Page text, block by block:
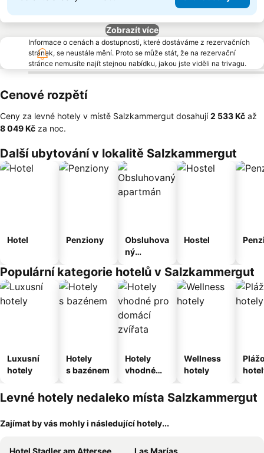
Zobrazít více
Informace o cenách a dostupnosti, které dostáváme z rezervačních
stránek, se neustále mění. Proto se může stát, že na rezervační
stránce nemusíte najít stejnou nabídku, jakou jste viděli na trivagu.
Cenové rozpětí
Ceny za levné hotely v místě Salzkammergut dosahují‎2 533 Kč až
‎8 049 Kč za noc.
Další ubytování v lokalitě Salzkammergut
Hotel Penziony
Obsluhova
ný
Hostel
Populární kategorie hotelů v Salzkammergut
Luxusní
hotely
Hotely
s bazénem
Hotely
vhodné
domácí
zvířata
Wellness
hotely
Levné hotely nedaleko místa Salzkammergut
Zajímat by vás mohly i následující hotely...
Hotel Stadler am Attersee
Las Marías